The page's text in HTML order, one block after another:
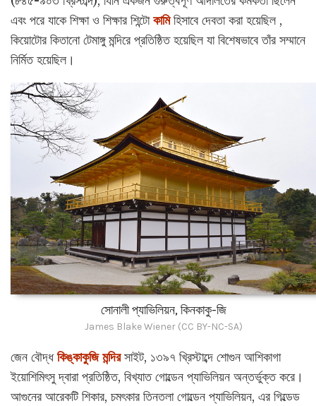
এবং পরে যাকে শিক্ষা ও শিক্ষার শিন্টোকামিহিসাবে দেবতা করা হয়েছিল ,
কিয়োটোর কিতানো টেমাঙ্গু মন্দিরে প্রতিষ্ঠিত হয়েছিল যা বিশেষভাবে তাঁর সম্মানে
নির্মিত হয়েছিল।
সোনালী প্যাভিলিয়ন, কিনকাকু-জি
James Blake Wiener (CC BY-NC-SA)
জেন বৌদ্ধকিঙ্কাকুজি মন্দিরসাইট, ১৩৯৭ খ্রিস্টাব্দে শোগুন আশিকাগা
ইয়োশিমিৎসু দ্বারা প্রতিষ্ঠিত, বিখ্যাত গোল্ডেন প্যাভিলিয়ন অন্তর্ভুক্ত করে।
আগুনের আরেকটি শিকার, চমৎকার তিনতলা গোল্ডেন প্যাভিলিয়ন, এর গিল্ডেড